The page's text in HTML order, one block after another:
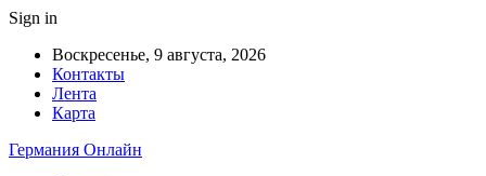
Sign in
Воскресенье, 9 августа, 2026
Контакты
Лента
Карта
Германия Онлайн